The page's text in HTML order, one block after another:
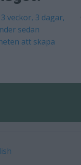
veckor, 3 dagar,
sedan
att skapa